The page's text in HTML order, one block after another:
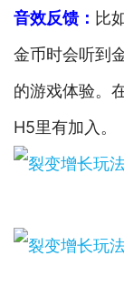
音效反馈： 比
金币时会听到
的游戏体验。
H5里有加入